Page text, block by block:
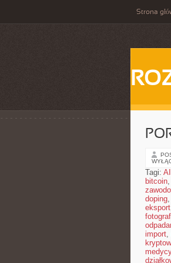
Strona
Tagi: AI
bitcoin,
doping,
eksport
import,